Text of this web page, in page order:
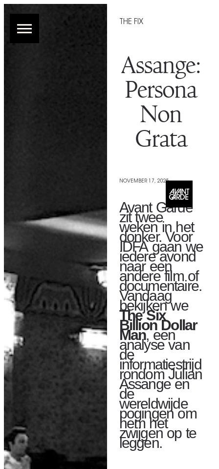
THE FIX
Assange:
Persona
Non
Grata
NOVEMBER 17, 2025
Avant Garde
zit twee
weken in het
donker. Voor
IDFA gaan we
iedere avond
naar een
andere film of
documentaire.
Vandaag
bekijken we
The Six
Billion Dollar
Man, een
analyse van
de
informatiestrijd
rondom Julian
Assange en
de
wereldwijde
pogingen om
hem het
zwijgen op te
leggen.